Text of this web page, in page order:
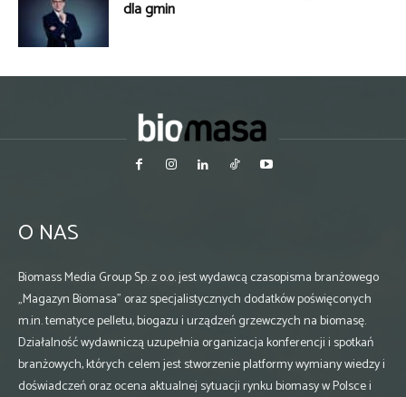
dla gmin
O NAS
Biomass Media Group Sp. z o.o. jest wydawcą czasopisma branżowego
„Magazyn Biomasa” oraz specjalistycznych dodatków poświęconych
m.in. tematyce pelletu, biogazu i urządzeń grzewczych na biomasę.
Działalność wydawniczą uzupełnia organizacja konferencji i spotkań
branżowych, których celem jest stworzenie platformy wymiany wiedzy i
doświadczeń oraz ocena aktualnej sytuacji rynku biomasy w Polsce i